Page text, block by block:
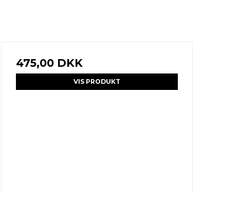
475,00 DKK
VIS PRODUKT